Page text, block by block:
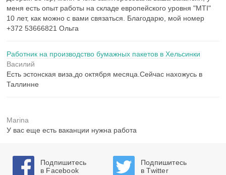
меня есть опыт работы на складе европейского уровня "MTI"
10 лет, как можно с вами связаться. Благодарю, мой номер
+372 53666821 Ольга
Работник на производство бумажных пакетов в Хельсинки
Василий
Есть эстонская виза,до октября месяца.Сейчас нахожусь в
Таллинне
Marina
У вас еще есть ваканции нужна работа
Подпишитесь
в Facebook
Подпишитесь
в Twitter